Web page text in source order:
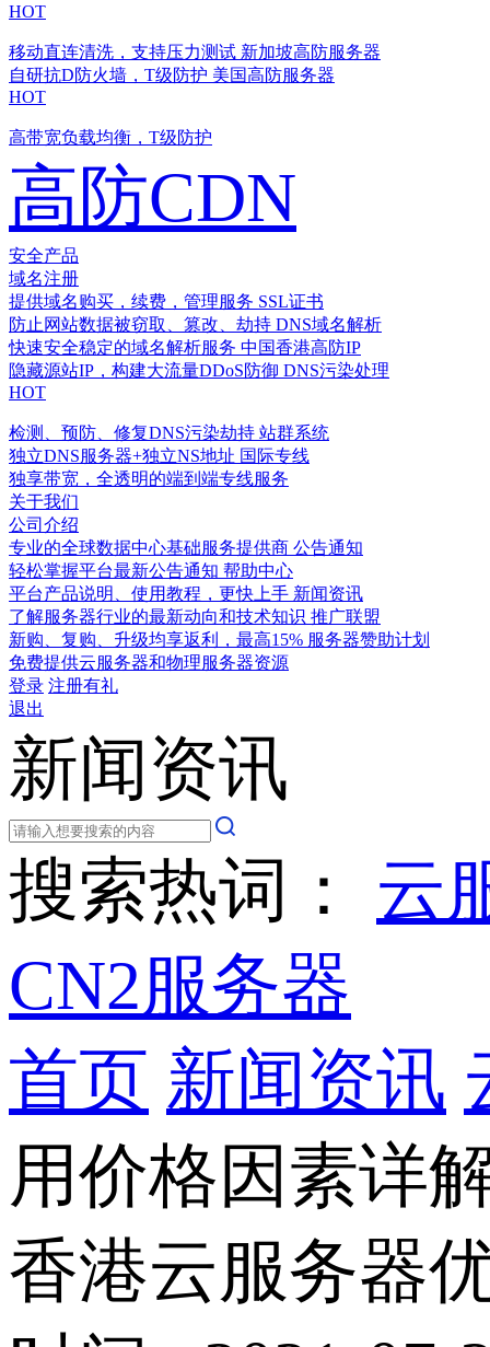
HOT
移动直连清洗，支持压力测试 新加坡高防服务器
自研抗D防火墙，T级防护 美国高防服务器
HOT
高带宽负载均衡，T级防护
高防CDN
安全产品
域名注册
提供域名购买，续费，管理服务 SSL证书
防止网站数据被窃取、篡改、劫持 DNS域名解析
快速安全稳定的域名解析服务 中国香港高防IP
隐藏源站IP，构建大流量DDoS防御 DNS污染处理
HOT
检测、预防、修复DNS污染劫持 站群系统
独立DNS服务器+独立NS地址 国际专线
独享带宽，全透明的端到端专线服务
关于我们
公司介绍
专业的全球数据中心基础服务提供商 公告通知
轻松掌握平台最新公告通知 帮助中心
平台产品说明、使用教程，更快上手 新闻资讯
了解服务器行业的最新动向和技术知识 推广联盟
新购、复购、升级均享返利，最高15% 服务器赞助计划
免费提供云服务器和物理服务器资源
登录 注册有礼
退出
新闻资讯
搜索热词： 云
CN2服务器
首页 新闻资讯
用价格因素详
香港云服务器